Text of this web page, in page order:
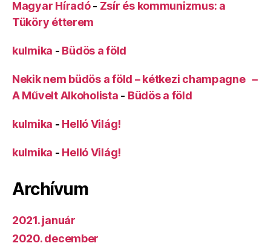
Magyar Híradó- Zsír és kommunizmus: a
Tüköry étterem
kulmika - Büdös a föld
Nekik nem büdös a föld – kétkezi champagne –
A Művelt Alkoholista - Büdös a föld
kulmika - Helló Világ!
kulmika - Helló Világ!
Archívum
2021. január
2020. december